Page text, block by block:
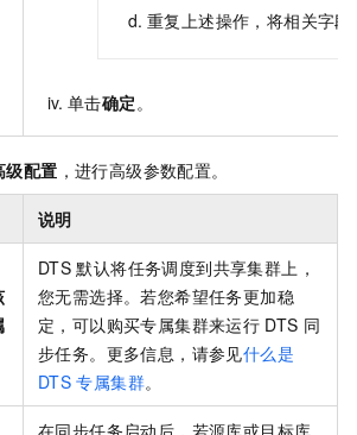
重复上述操作，将相关字
单击确定 。
级配置 ，进行高级参数配置。
说明
DTS 默认将任务调度到共享集群上，
您无需选择。若您希望任务更加稳
定，可以购买专属集群来运行 DTS 同
步任务。更多信息，请参见什么是
DTS 专属集群。
在同步任务启动后，若源库或目标库